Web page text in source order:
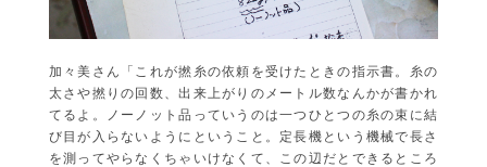
加々美さん「これが撚糸の依頼を受けたときの指示書。糸の
太さや撚りの回数、出来上がりのメートル数なんかが書かれ
てるよ。ノーノット品っていうのは一つひとつの糸の束に結
び目が入らないようにということ。定長機という機械で長さ
を測ってやらなくちゃいけなくて、この辺だとできるところ